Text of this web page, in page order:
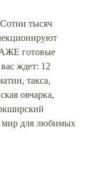
тысяч
готовые
ждет: 12
такса,
овчарка,
мир для любимых